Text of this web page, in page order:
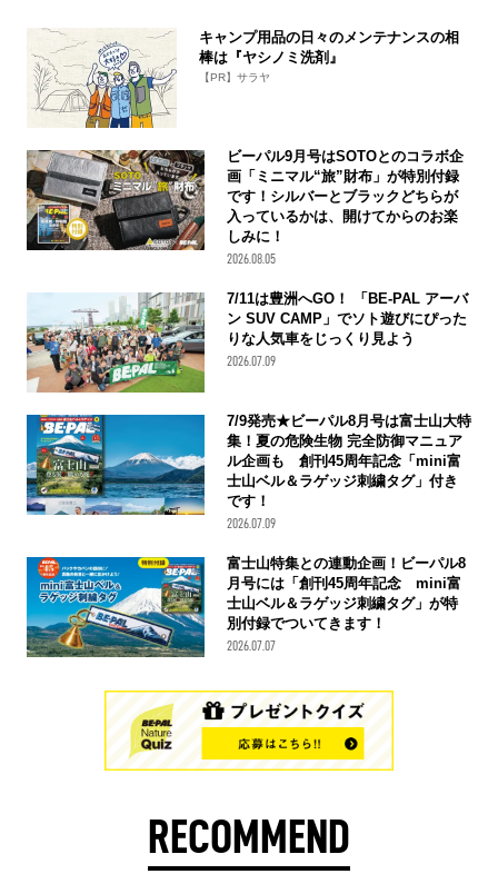
キャンプ用品の日々のメンテナンスの相
棒は『ヤシノミ洗剤』
【PR】サラヤ
ビーパル9月号はSOTOとのコラボ企
画「ミニマル“旅”財布」が特別付録
です！シルバーとブラックどちらが
入っているかは、開けてからのお楽
しみに！
2026.08.05
7/11は豊洲へGO！ 「BE-PAL アーバ
ン SUV CAMP」でソト遊びにぴった
りな人気車をじっくり見よう
2026.07.09
7/9発売★ビーパル8月号は富士山大特
集！夏の危険生物 完全防御マニュア
ル企画も 創刊45周年記念「mini富
士山ベル＆ラゲッジ刺繍タグ」付き
です！
2026.07.09
富士山特集との連動企画！ビーパル8
月号には「創刊45周年記念 mini富
士山ベル＆ラゲッジ刺繍タグ」が特
別付録でついてきます！
2026.07.07
RECOMMEND